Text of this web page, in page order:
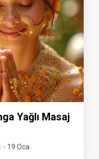
Yağlı Masaj
- 19 Oca